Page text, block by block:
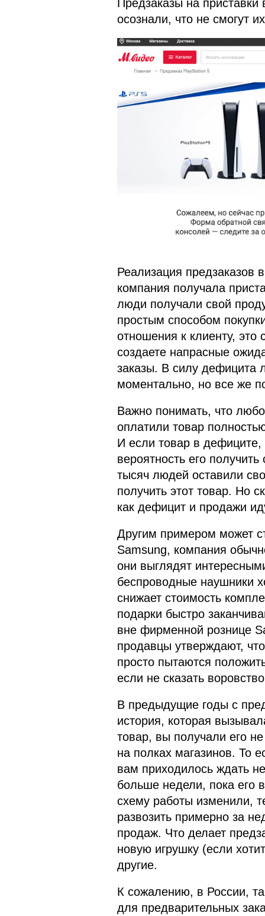
Предзаказы на
осознали, что не смогут
Реализация предзаказов
компания получала
люди получали свой
простым способом
отношения к клиенту, это
создаете напрасные
заказы. В силу дефицита
моментально, но все же
Важно понимать, что
оплатили товар
И если товар в дефиците,
вероятность его
тысяч людей оставили
получить этот товар. Но
как дефицит и продажи
Другим примером может
Samsung, компания
они выглядят
беспроводные наушники
снижает стоимость
подарки быстро
вне фирменной рознице
продавцы утверждают,
просто пытаются
если не сказать
В предыдущие годы с
история, которая
товар, вы получали его
на полках магазинов. То
вам приходилось ждать
больше недели, пока его
схему работы изменили,
развозить примерно за
продаж. Что делает
новую игрушку (если
другие.
К сожалению, в России,
для предварительных